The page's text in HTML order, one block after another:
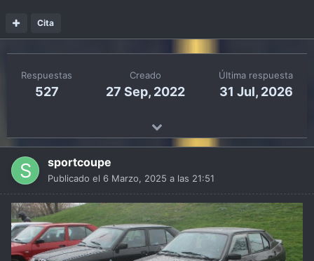
Cita
Respuestas
527
Creado
27 Sep, 2022
Última respuesta
31 Jul, 2026
sportcoupe
Publicado el 6 Marzo, 2025 a las 21:51